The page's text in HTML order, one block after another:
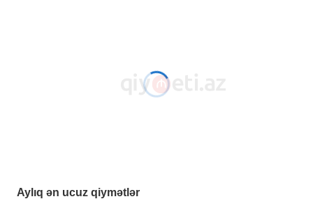
Aylıq ən ucuz qiymətlər